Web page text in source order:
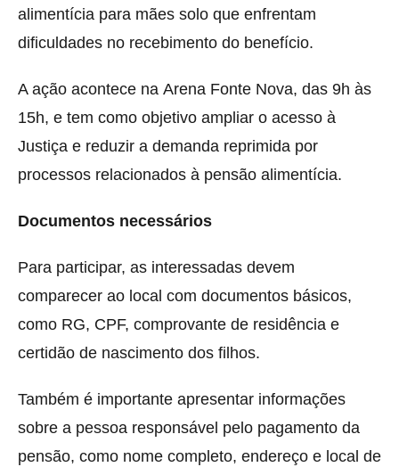
alimentícia para mães solo que enfrentam
dificuldades no recebimento do benefício.
A ação acontece na Arena Fonte Nova, das 9h às
15h, e tem como objetivo ampliar o acesso à
Justiça e reduzir a demanda reprimida por
processos relacionados à pensão alimentícia.
Documentos necessários
Para participar, as interessadas devem
comparecer ao local com documentos básicos,
como RG, CPF, comprovante de residência e
certidão de nascimento dos filhos.
Também é importante apresentar informações
sobre a pessoa responsável pelo pagamento da
pensão, como nome completo, endereço e local de